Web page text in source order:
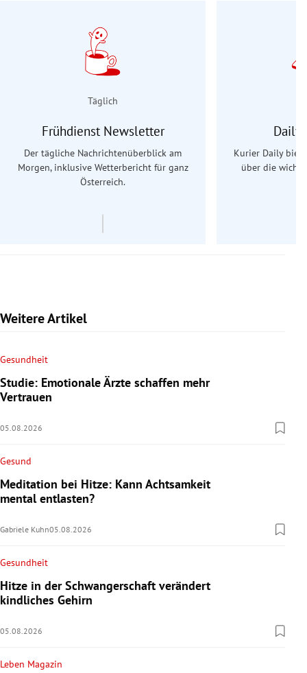
Täglich
Frühdienst Newsletter
Der tägliche Nachrichtenüberblick am
Morgen, inklusive Wetterbericht für ganz
Österreich.
Daily
Kurier Daily
über die
Weitere Artikel
Gesundheit
Studie: Emotionale Ärzte schaffen mehr
Vertrauen
05.08.2026
Gesund
Meditation bei Hitze: Kann Achtsamkeit
mental entlasten?
Gabriele Kuhn05.08.2026
Gesundheit
Hitze in der Schwangerschaft verändert
kindliches Gehirn
05.08.2026
Leben Magazin